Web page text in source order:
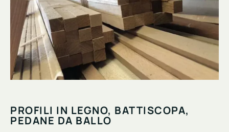
PROFILI IN LEGNO, BATTISCOPA,
PEDANE DA BALLO